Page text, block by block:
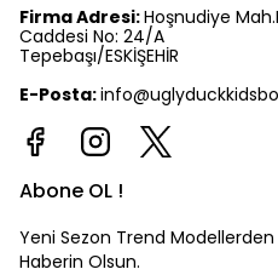
Firma Adresi:Hoşnudiye
Caddesi No: 24/A
Tepebaşı/ESKİŞEHİR
E-Posta:
Abone OL !
Yeni Sezon Trend
Haberin Olsun.